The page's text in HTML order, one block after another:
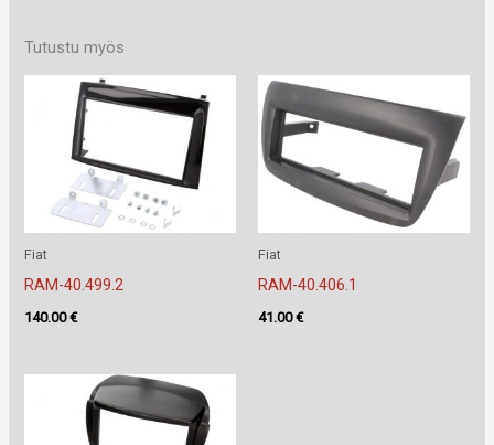
Tutustu myös
Fiat
RAM-40.499.2
140.00€
Fiat
RAM-40.406.1
41.00€